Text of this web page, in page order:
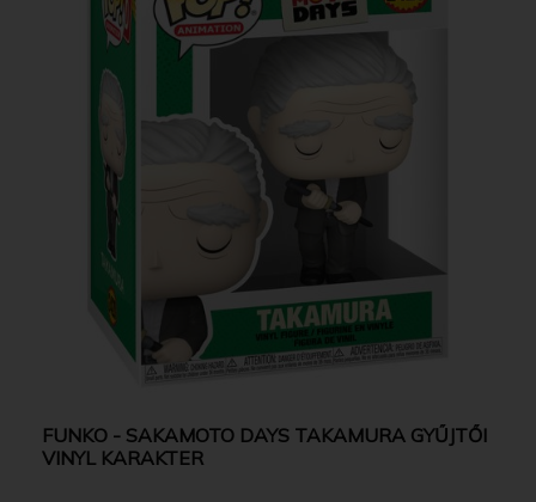
FUNKO - SAKAMOTO DAYS TAKAMURA GYŰJTŐI
VINYL KARAKTER